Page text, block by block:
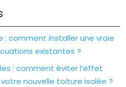
: comment installer une vraie
existantes ?
: comment éviter l’effet
nouvelle toiture isolée ?